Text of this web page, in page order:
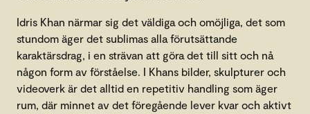
Idris Khan närmar sig det väldiga och omöjliga, det som
stundom äger det sublimas alla förutsättande
karaktärsdrag, i en strävan att göra det till sitt och nå
någon form av förståelse. I Khans bilder, skulpturer och
videoverk är det alltid en repetitiv handling som äger
rum, där minnet av det föregående lever kvar och aktivt